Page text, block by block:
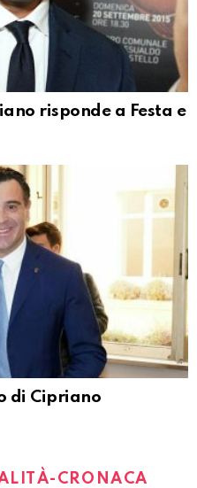
risponde a Festa e
di Cipriano
CRONACA